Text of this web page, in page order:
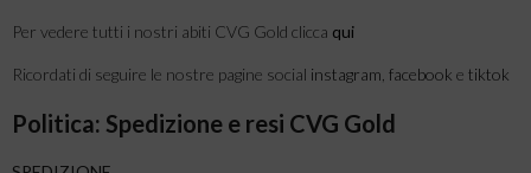
Per vedere tutti i nostri abiti CVG Gold clicca qui
Ricordati di seguire le nostre pagine social instagram facebook e tiktok
Politica: Spedizione e resi CVG Gold